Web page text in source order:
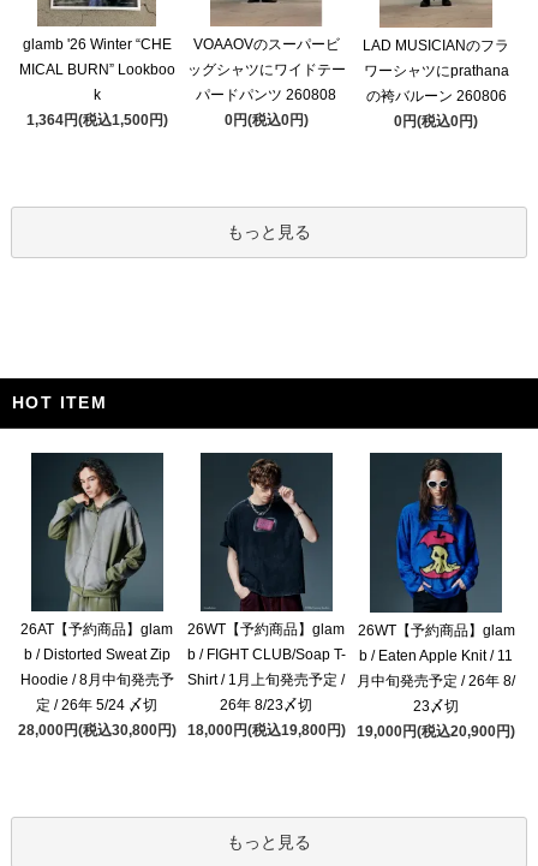
glamb '26 Winter “CHE
MICAL BURN” Lookboo
k
1,364円(税込1,500円)
VOAAOVのスーパービ
ッグシャツにワイドテー
パードパンツ 260808
0円(税込0円)
LAD MUSICIANのフラ
ワーシャツにprathana
の袴バルーン 260806
0円(税込0円)
もっと見る
HOT ITEM
26AT【予約商品】glam
b / Distorted Sweat Zip
Hoodie / 8月中旬発売予
定 / 26年 5/24 〆切
28,000円(税込30,800円)
26WT【予約商品】glam
b / FIGHT CLUB/Soap T-
Shirt / 1月上旬発売予定 /
26年 8/23〆切
18,000円(税込19,800円)
26WT【予約商品】glam
b / Eaten Apple Knit / 11
月中旬発売予定 / 26年 8/
23〆切
19,000円(税込20,900円)
もっと見る